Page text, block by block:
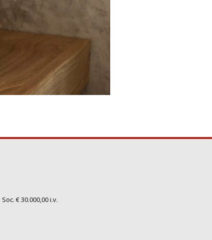
€ 30.000,00 i.v.